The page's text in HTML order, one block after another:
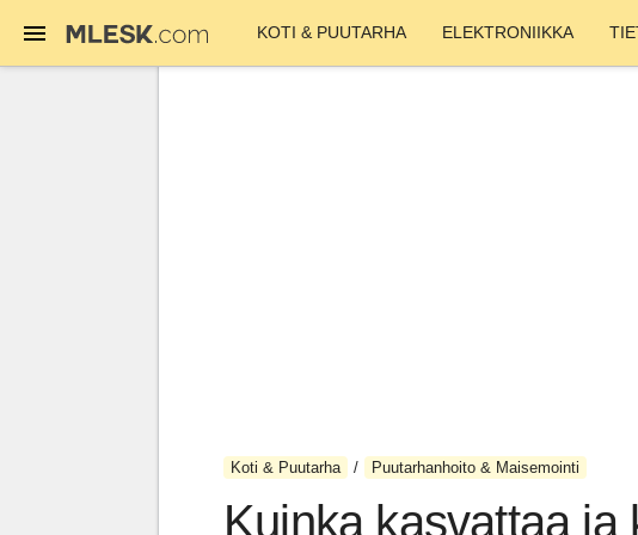
KOTI & PUUTARHA ELEKTRONIIKKA
Koti & Puutarha Puutarhanhoito & Maisemointi
Kuinka kasvattaa ja